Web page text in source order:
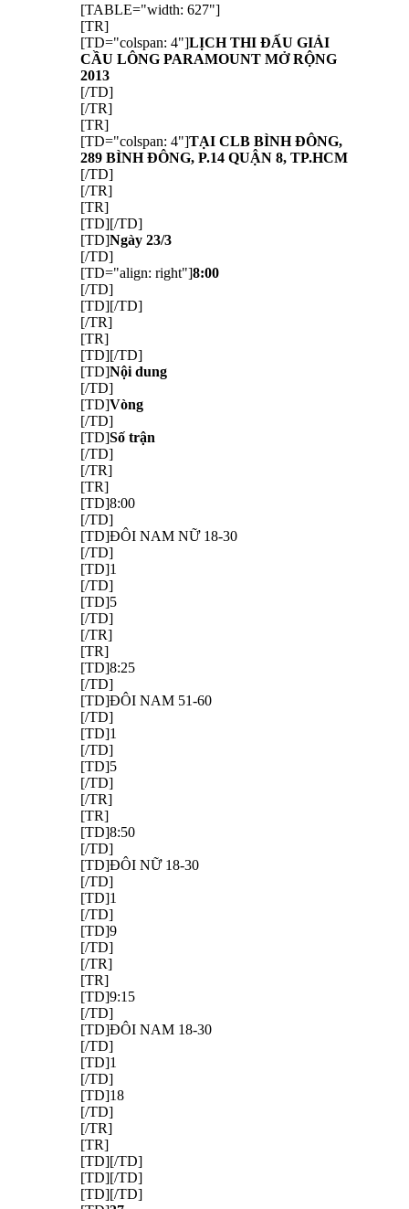
[TABLE="width: 627"]
[TR]
[TD="colspan: 4"]LỊCH THI ĐẤU GIẢI
CẦU LÔNG PARAMOUNT MỞ RỘNG
2013
[/TD]
[/TR]
[TR]
[TD="colspan: 4"]TẠI CLB BÌNH ĐÔNG,
289 BÌNH ĐÔNG, P.14 QUẬN 8, TP.HCM
[/TD]
[/TR]
[TR]
[TD][/TD]
[TD]Ngày 23/3
[/TD]
[TD="align: right"]8:00
[/TD]
[TD][/TD]
[/TR]
[TR]
[TD][/TD]
[TD]Nội dung
[/TD]
[TD]Vòng
[/TD]
[TD]Số trận
[/TD]
[/TR]
[TR]
[TD]8:00
[/TD]
[TD]ĐÔI NAM NỮ 18-30
[/TD]
[TD]1
[/TD]
[TD]5
[/TD]
[/TR]
[TR]
[TD]8:25
[/TD]
[TD]ĐÔI NAM 51-60
[/TD]
[TD]1
[/TD]
[TD]5
[/TD]
[/TR]
[TR]
[TD]8:50
[/TD]
[TD]ĐÔI NỮ 18-30
[/TD]
[TD]1
[/TD]
[TD]9
[/TD]
[/TR]
[TR]
[TD]9:15
[/TD]
[TD]ĐÔI NAM 18-30
[/TD]
[TD]1
[/TD]
[TD]18
[/TD]
[/TR]
[TR]
[TD][/TD]
[TD][/TD]
[TD][/TD]